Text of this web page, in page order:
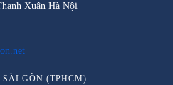
Xuân Hà Nội
GÒN (TPHCM)